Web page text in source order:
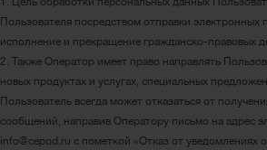
Пользователя посредством отправки электронных
исполнение и прекращение гражданско-правовых
2. Также Оператор имеет право направлять
новых продуктах и услугах, специальных
Пользователь всегда может отказаться от
сообщений, направив Оператору письмо на адрес
info@cepod.ru с пометкой «Отказ от уведомлениях